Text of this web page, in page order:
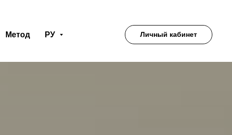
Метод РУ Личный кабинет